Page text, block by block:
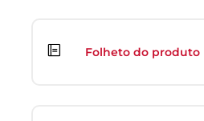
Folheto do produto